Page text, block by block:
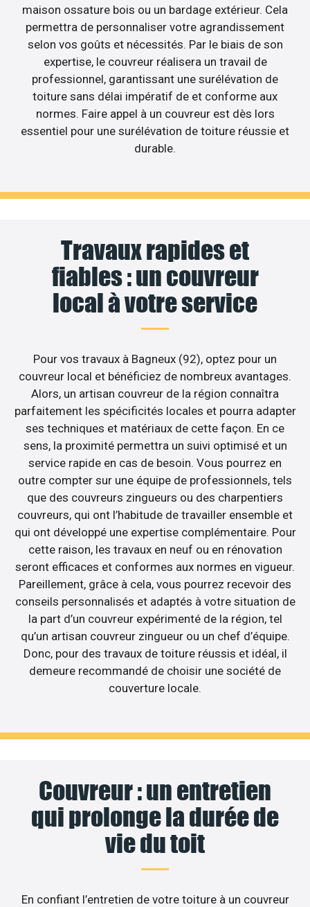
maison ossature bois ou un bardage extérieur. Cela
permettra de personnaliser votre agrandissement
selon vos goûts et nécessités. Par le biais de son
expertise, le couvreur réalisera un travail de
professionnel, garantissant une surélévation de
toiture sans délai impératif de et conforme aux
normes. Faire appel à un couvreur est dès lors
essentiel pour une surélévation de toiture réussie et
durable.
Travaux rapides et
fiables : un couvreur
local à votre service
Pour vos travaux à Bagneux (92), optez pour un
couvreur local et bénéficiez de nombreux avantages.
Alors, un artisan couvreur de la région connaîtra
parfaitement les spécificités locales et pourra adapter
ses techniques et matériaux de cette façon. En ce
sens, la proximité permettra un suivi optimisé et un
service rapide en cas de besoin. Vous pourrez en
outre compter sur une équipe de professionnels, tels
que des couvreurs zingueurs ou des charpentiers
couvreurs, qui ont l’habitude de travailler ensemble et
qui ont développé une expertise complémentaire. Pour
cette raison, les travaux en neuf ou en rénovation
seront efficaces et conformes aux normes en vigueur.
Pareillement, grâce à cela, vous pourrez recevoir des
conseils personnalisés et adaptés à votre situation de
la part d’un couvreur expérimenté de la région, tel
qu’un artisan couvreur zingueur ou un chef d’équipe.
Donc, pour des travaux de toiture réussis et idéal, il
demeure recommandé de choisir une société de
couverture locale.
Couvreur : un entretien
qui prolonge la durée de
vie du toit
En confiant l’entretien de votre toiture à un couvreur